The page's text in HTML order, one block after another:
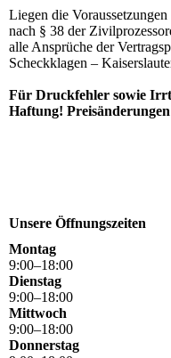
Liegen die
nach § 38 der
alle Ansprüche der
Scheckklagen –
Für Druckfehler sowie
Haftung!
Unsere Öffnungszeiten
Montag
9:00–18:00
Dienstag
9:00–18:00
Mittwoch
9:00–18:00
Donnerstag